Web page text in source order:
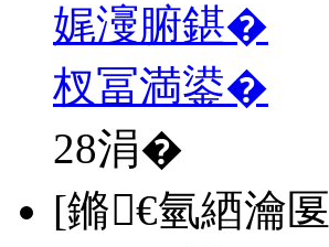
娓濅腑鍖�
杈冨満鍙�
28涓�
[鏅€氫綇瀹匽